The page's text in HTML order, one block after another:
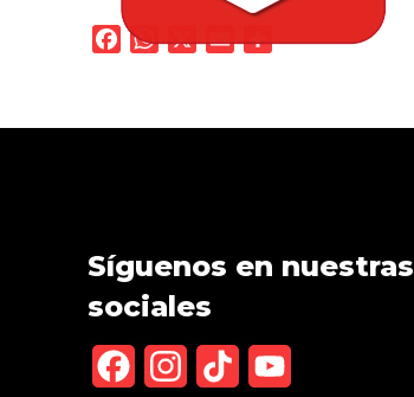
Facebook
WhatsApp
X EmailCompartir
Síguenos en
sociales
FacebookInstagram
TikTok